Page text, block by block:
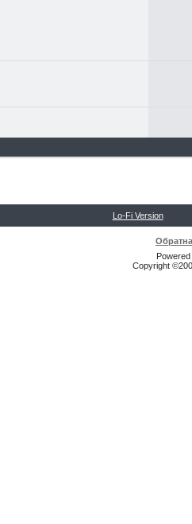
Lo-Fi Version
Copyright